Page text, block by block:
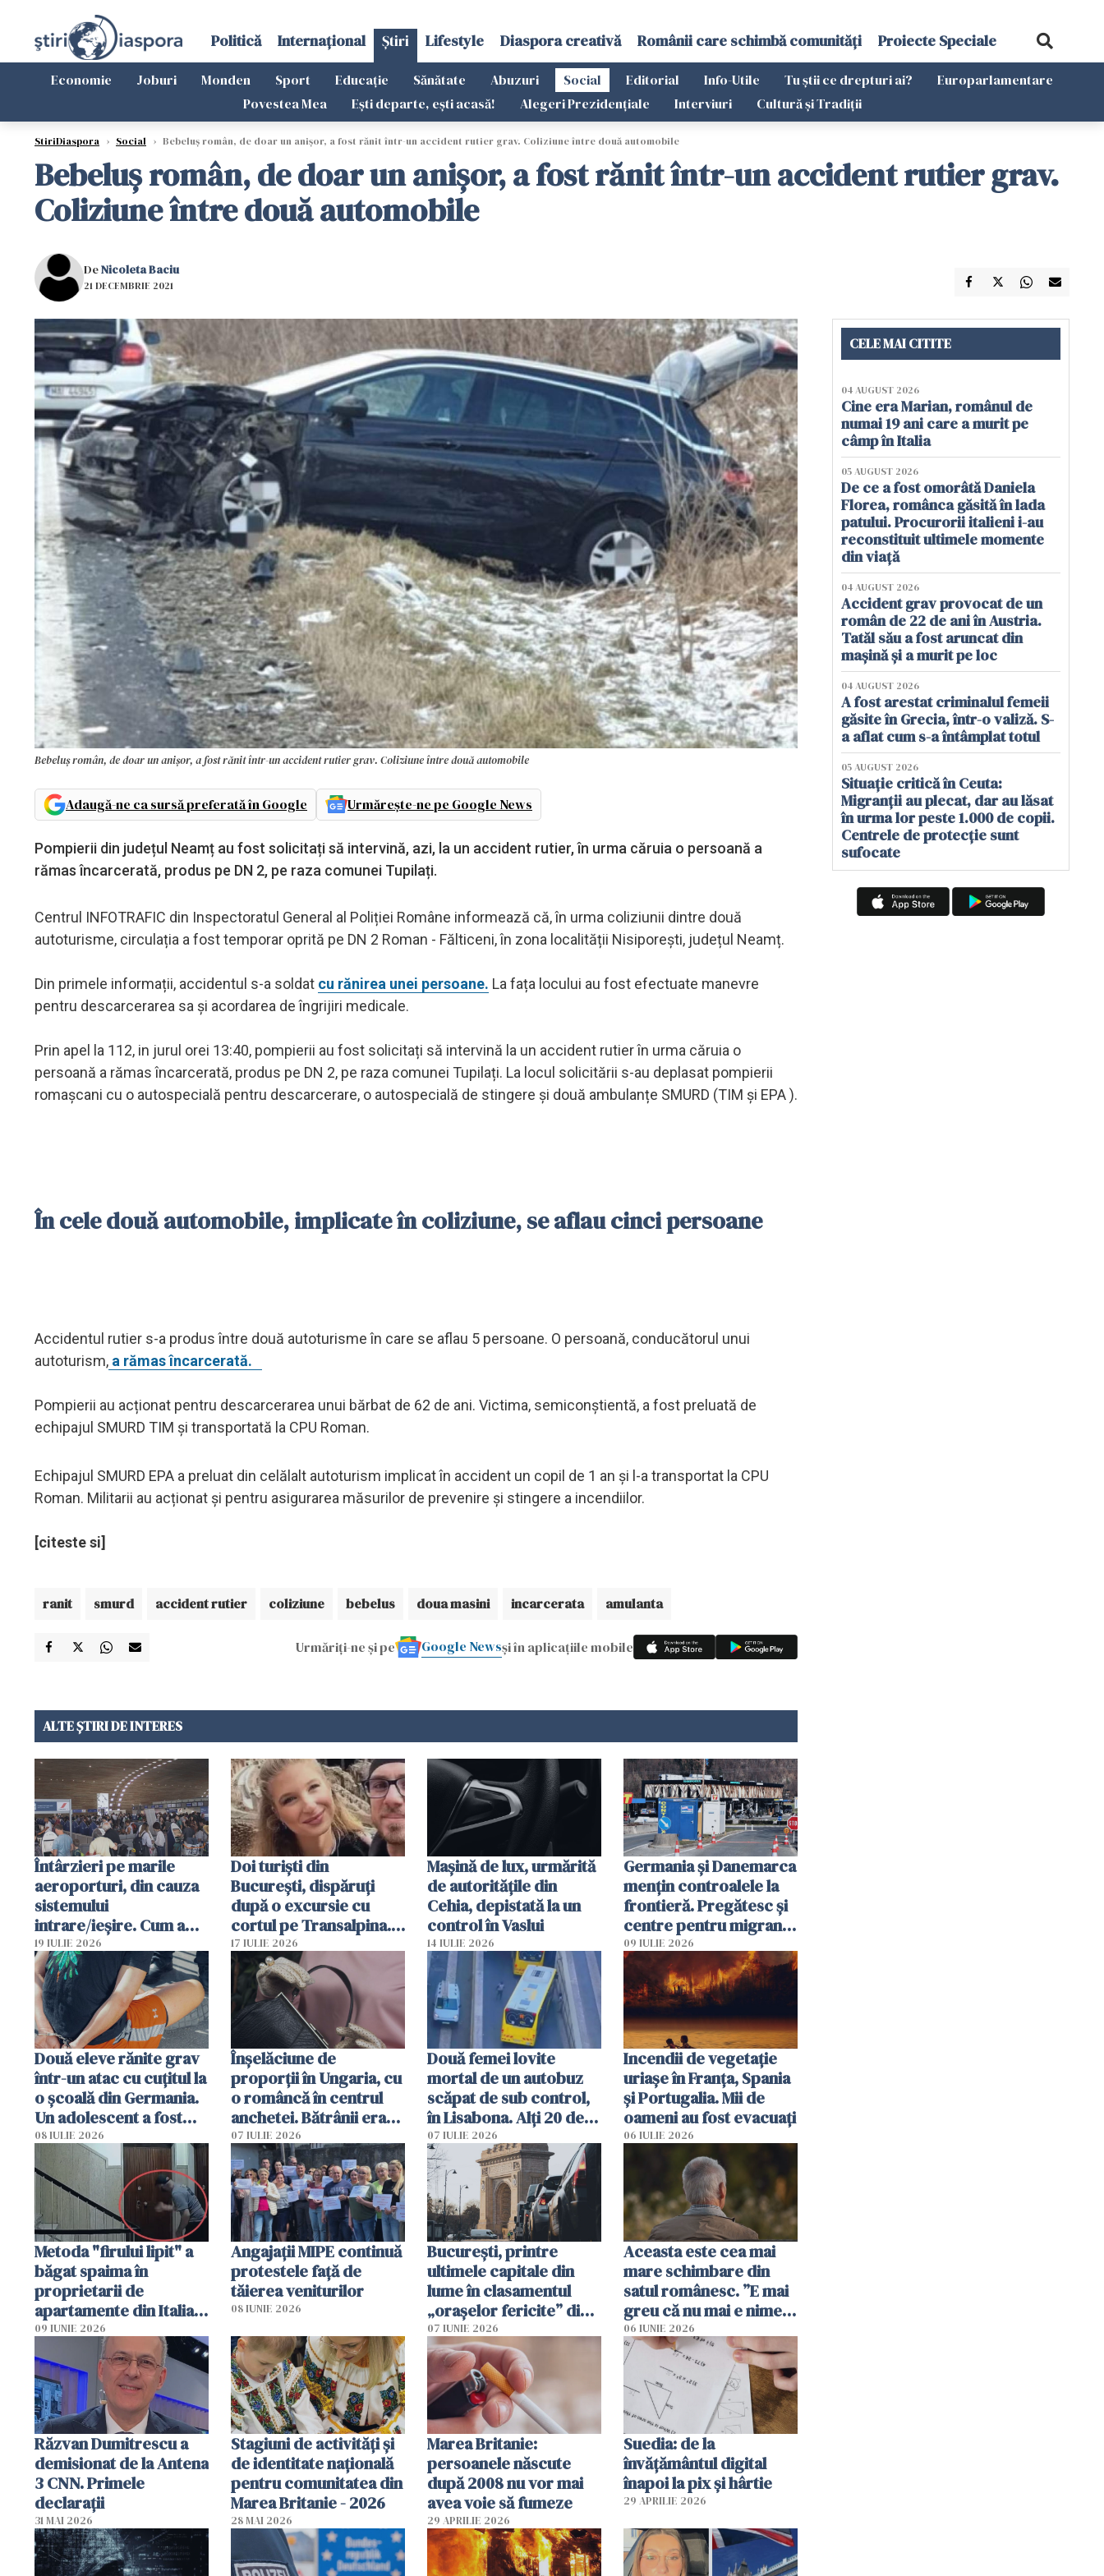
Politică Internațional Știri Lifestyle Diaspora creativă Românii care schimbă comunități Proiecte Speciale
Economie Joburi Monden Sport Educație Sănătate Abuzuri Social Editorial Info-Utile Tu știi ce drepturi ai?
Europarlamentare
Povestea Mea
Ești departe, ești acasă! Alegeri Prezidențiale Interviuri Cultură și Tradiții
StiriDiaspora › Social › Bebeluș român, de doar un anișor, a fost rănit într-un accident rutier grav. Coliziune între două automobile
Bebeluș român, de doar un anișor, a fost rănit într-un accident rutier grav.
Coliziune între două automobile
DeNicoleta Baciu
21 DECEMBRIE 2021
Bebeluș român, de doar un anișor, a fost rănit într-un accident rutier grav. Coliziune între două automobile
Adaugă-ne ca sursă preferată în Google Urmărește-ne pe Google News
Pompierii din județul Neamț au fost solicitați să intervină, azi, la un accident rutier, în urma căruia o persoană a
rămas încarcerată, produs pe DN 2, pe raza comunei Tupilați.
Centrul INFOTRAFIC din Inspectoratul General al Poliției Române informează că, în urma coliziunii dintre două
autoturisme, circulația a fost temporar oprită pe DN 2 Roman - Fălticeni, în zona localității Nisiporești, județul Neamț.
Din primele informații, accidentul s-a soldat cu rănirea unei persoane. La fața locului au fost efectuate manevre
pentru descarcerarea sa și acordarea de îngrijiri medicale.
Prin apel la 112, in jurul orei 13:40, pompierii au fost solicitați să intervină la un accident rutier în urma căruia o
persoană a rămas încarcerată, produs pe DN 2, pe raza comunei Tupilați. La locul solicitării s-au deplasat pompierii
romașcani cu o autospecială pentru descarcerare, o autospecială de stingere și două ambulanțe SMURD (TIM și EPA ).
În cele două automobile, implicate în coliziune, se aflau cinci persoane
Accidentul rutier s-a produs între două autoturisme în care se aflau 5 persoane. O persoană, conducătorul unui
autoturism, a rămas încarcerată.
Pompierii au acționat pentru descarcerarea unui bărbat de 62 de ani. Victima, semiconștientă, a fost preluată de
echipajul SMURD TIM și transportată la CPU Roman.
Echipajul SMURD EPA a preluat din celălalt autoturism implicat în accident un copil de 1 an și l-a transportat la CPU
Roman. Militarii au acționat și pentru asigurarea măsurilor de prevenire și stingere a incendiilor.
[citeste si]
ranit smurd accident rutier coliziune bebelus doua masini incarcerata amulanta
Urmăriți-ne și pe Google Newsși în aplicațiile mobile
ALTE ȘTIRI DE INTERES
Întârzieri pe marile
aeroporturi, din cauza
sistemului
intrare/ieșire. Cum a
ajuns o femeie să fie
arestată în Cluj-Napoca
19 IULIE 2026
Doi turiști din
București, dispăruți
după o excursie cu
cortul pe Transalpina.
Poliția și familia îi caută
17 IULIE 2026
Mașină de lux, urmărită
de autoritățile din
Cehia, depistată la un
control în Vaslui
14 IULIE 2026
Germania și Danemarca
mențin controalele la
frontieră. Pregătesc și
centre pentru migranții
respinși din UE
09 IULIE 2026
Două eleve rănite grav
într-un atac cu cuțitul la
o școală din Germania.
Un adolescent a fost
arestat
08 IULIE 2026
Înșelăciune de
proporții în Ungaria, cu
o româncă în centrul
anchetei. Bătrânii erau
puși să lase la poartă
genți cu aur și bani
07 IULIE 2026
Două femei lovite
mortal de un autobuz
scăpat de sub control,
în Lisabona. Alți 20 de
oameni sunt răniți
07 IULIE 2026
Incendii de vegetație
uriașe în Franța, Spania
și Portugalia. Mii de
oameni au fost evacuați
06 IULIE 2026
Metoda "firului lipit" a
băgat spaima în
proprietarii de
apartamente din Italia.
Poliția, sesizată
09 IUNIE 2026
Angajaţii MIPE continuă
protestele faţă de
tăierea veniturilor
08 IUNIE 2026
București, printre
ultimele capitale din
lume în clasamentul
„orașelor fericite” din
2026
07 IUNIE 2026
Aceasta este cea mai
mare schimbare din
satul românesc. ”E mai
greu că nu mai e nimeni
pe-aici, prin jur”
06 IUNIE 2026
Răzvan Dumitrescu a
demisionat de la Antena
3 CNN. Primele
declarații
31 MAI 2026
Stagiuni de activități și
de identitate națională
pentru comunitatea din
Marea Britanie - 2026
28 MAI 2026
Marea Britanie:
persoanele născute
după 2008 nu vor mai
avea voie să fumeze
29 APRILIE 2026
Suedia: de la
învățământul digital
înapoi la pix și hârtie
29 APRILIE 2026
CELE MAI CITITE
04 AUGUST 2026
Cine era Marian, românul de
numai 19 ani care a murit pe
câmp în Italia
05 AUGUST 2026
De ce a fost omorâtă Daniela
Florea, românca găsită în lada
patului. Procurorii italieni i-au
reconstituit ultimele momente
din viață
04 AUGUST 2026
Accident grav provocat de un
român de 22 de ani în Austria.
Tatăl său a fost aruncat din
mașină și a murit pe loc
04 AUGUST 2026
A fost arestat criminalul femeii
găsite în Grecia, într-o valiză. S-
a aflat cum s-a întâmplat totul
05 AUGUST 2026
Situație critică în Ceuta:
Migranții au plecat, dar au lăsat
în urma lor peste 1.000 de copii.
Centrele de protecție sunt
sufocate